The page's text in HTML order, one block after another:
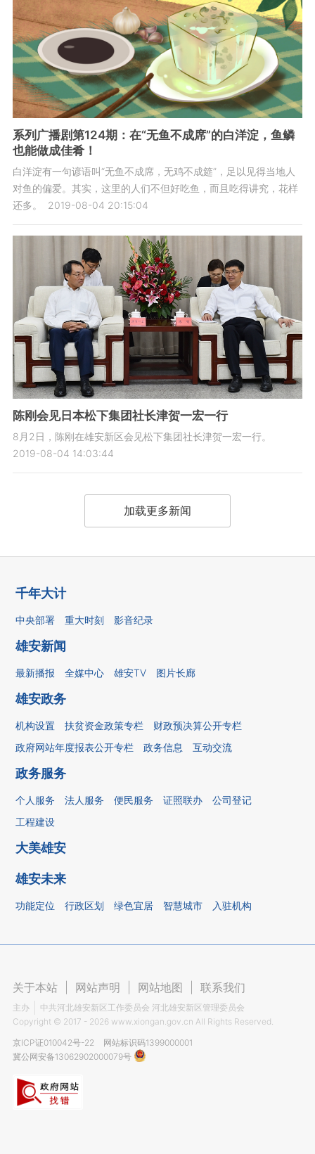
系列广播剧第124期：在“无鱼不成席”的白洋淀，鱼鳞
也能做成佳肴！
白洋淀有一句谚语叫“无鱼不成席，无鸡不成筵”，足以见得当地人
对鱼的偏爱。其实，这里的人们不但好吃鱼，而且吃得讲究，花样
还多。
2019-08-04 20:15:04
陈刚会见日本松下集团社长津贺一宏一行
8月2日，陈刚在雄安新区会见松下集团社长津贺一宏一行。
2019-08-04 14:03:44
加载更多新闻
千年大计
中央部署 重大时刻 影音纪录
雄安新闻
最新播报 全媒中心 雄安TV 图片长廊
雄安政务
机构设置 扶贫资金政策专栏
财政预决算公开专栏
政府网站年度报表公开专栏
政务信息 互动交流
政务服务
个人服务 法人服务 便民服务 证照联办
公司登记
工程建设
大美雄安
雄安未来
功能定位 行政区划 绿色宜居 智慧城市 入驻机构
关于本站 网站声明 网站地图 联系我们
主办
中共河北雄安新区工作委员会 河北雄安新区管理委员会
Copyright © 2017 - 2026 www.xiongan.gov.cn All Rights Reserved.
京ICP证010042号-22
网站标识码1399000001
冀公网安备13062902000079号